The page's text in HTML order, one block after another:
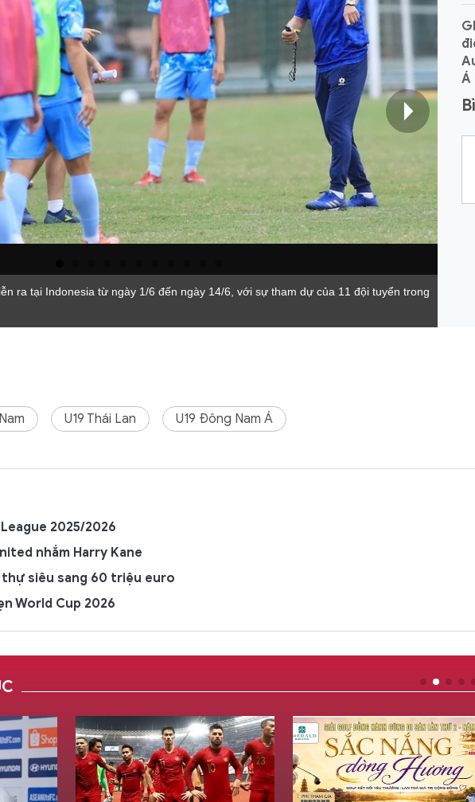
ra tại Indonesia từ ngày 1/6 đến ngày 14/6, với sự tham dự của 11 đội tuyển trong
Á
U19 Thái Lan U19 Đông Nam Á
2025/2026
nhắm Harry Kane
siêu sang 60 triệu euro
World Cup 2026